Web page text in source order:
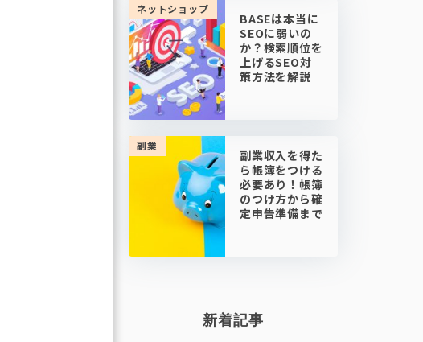
ネットショップ
BASEは本当に
SEOに弱いの
か？検索順位を
上げるSEO対
策方法を解説
副業
副業収入を得た
ら帳簿をつける
必要あり！帳簿
のつけ方から確
定申告準備まで
新着記事